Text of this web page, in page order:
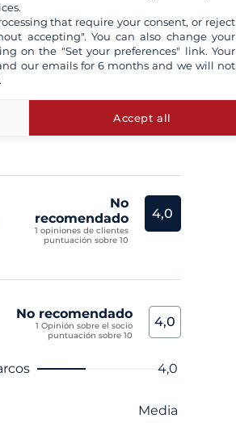
o de devolución de la fianza
No
recomendado
1 opiniones de clientes
puntuación sobre 10
4,0
No recomendado
1 Opinión sobre el socio
puntuación sobre 10
4,0
Nota 4,0
Media
that require your consent, or reject
accepting". You can also change your
on the "Set your preferences" link. Your
our emails for 6 months and we will not
Accept all